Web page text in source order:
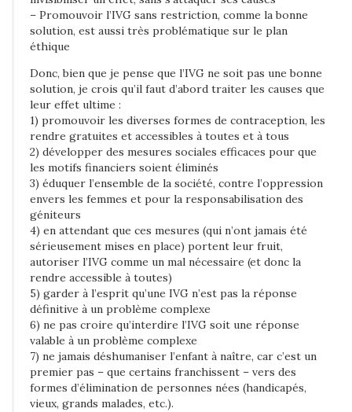
– Promouvoir l’IVG sans restriction, comme la bonne
solution, est aussi très problématique sur le plan
éthique
Donc, bien que je pense que l’IVG ne soit pas une bonne
solution, je crois qu’il faut d’abord traiter les causes que
leur effet ultime :
1) promouvoir les diverses formes de contraception, les
rendre gratuites et accessibles à toutes et à tous
2) développer des mesures sociales efficaces pour que
les motifs financiers soient éliminés
3) éduquer l’ensemble de la société, contre l’oppression
envers les femmes et pour la responsabilisation des
géniteurs
4) en attendant que ces mesures (qui n’ont jamais été
sérieusement mises en place) portent leur fruit,
autoriser l’IVG comme un mal nécessaire (et donc la
rendre accessible à toutes)
5) garder à l’esprit qu’une IVG n’est pas la réponse
définitive à un problème complexe
6) ne pas croire qu’interdire l’IVG soit une réponse
valable à un problème complexe
7) ne jamais déshumaniser l’enfant à naître, car c’est un
premier pas – que certains franchissent – vers des
formes d’élimination de personnes nées (handicapés,
vieux, grands malades, etc.).